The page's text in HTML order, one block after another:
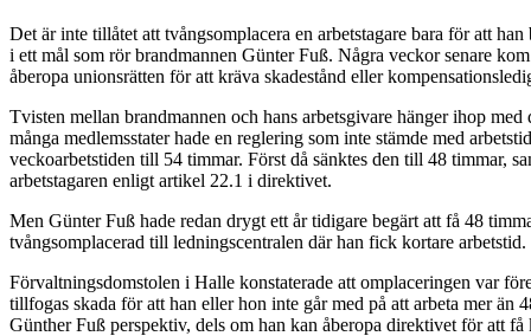
Det är inte tillåtet att tvångsomplacera en arbetstagare bara för att
i ett mål som rör brandmannen Günter Fuß. Några veckor senare
åberopa unionsrätten för att kräva skadestånd eller
Tvisten mellan brandmannen och hans arbetsgivare hänger ihop
många medlemsstater hade en reglering som inte stämde med
veckoarbetstiden till 54 timmar. Först då sänktes den till 48 timmar,
arbetstagaren enligt artikel 22.1 i direktivet.
Men Günter Fuß hade redan drygt ett år tidigare begärt att få 48
tvångsomplacerad till ledningscentralen där han fick kortare
Förvaltningsdomstolen i Halle konstaterade att omplaceringen var
tillfogas skada för att han eller hon inte går med på att arbeta mer
Günther Fuß perspektiv, dels om han kan åberopa direktivet för att